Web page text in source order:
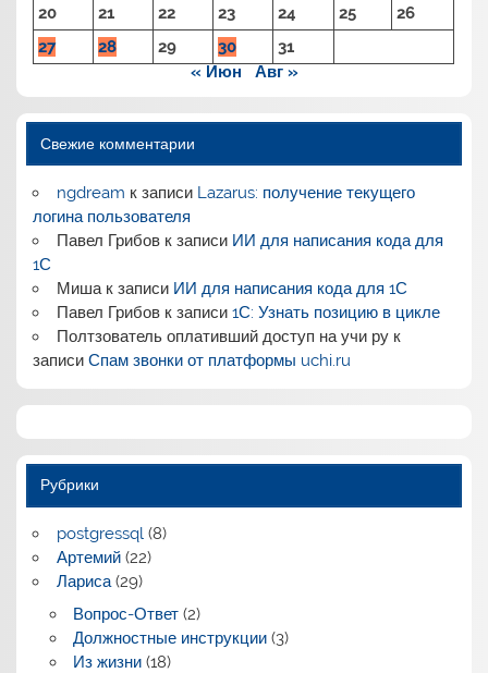
20
21 22 23 24 25
26
27
28 29 30
31
« Июн
Авг »
Свежие комментарии
ngdream к записи Lazarus: получение текущего
логина пользователя
Павел Грибовк записи ИИ для написания кода для
1С
Мишак записи ИИ для написания кода для 1С
Павел Грибовк записи 1С: Узнать позицию в цикле
Полтзователь оплативший доступ на учи рук
записиСпам звонки от платформы uchi.ru
Рубрики
postgressql(8)
Артемий(22)
Лариса(29)
Вопрос-Ответ(2)
Должностные инструкции(3)
Из жизни(18)